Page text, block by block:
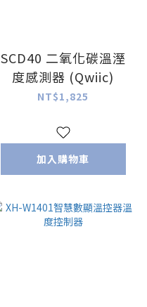
SCD40 二氧化碳溫溼
度感測器 (Qwiic)
NT$1,825
加入購物車